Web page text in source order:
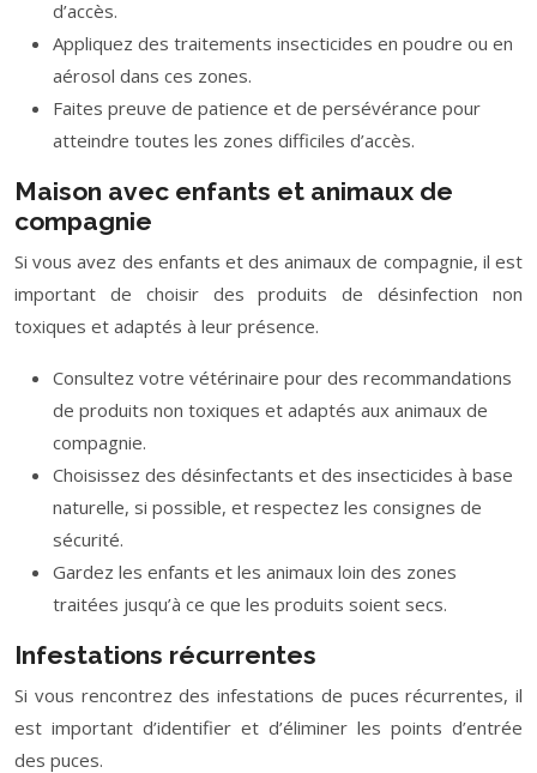
d’accès.
Appliquez des traitements insecticides en poudre ou en
aérosol dans ces zones.
Faites preuve de patience et de persévérance pour
atteindre toutes les zones difficiles d’accès.
Maison avec enfants et animaux de
compagnie
Si vous avez des enfants et des animaux de compagnie, il est
important de choisir des produits de désinfection non
toxiques et adaptés à leur présence.
Consultez votre vétérinaire pour des recommandations
de produits non toxiques et adaptés aux animaux de
compagnie.
Choisissez des désinfectants et des insecticides à base
naturelle, si possible, et respectez les consignes de
sécurité.
Gardez les enfants et les animaux loin des zones
traitées jusqu’à ce que les produits soient secs.
Infestations récurrentes
Si vous rencontrez des infestations de puces récurrentes, il
est important d’identifier et d’éliminer les points d’entrée
des puces.